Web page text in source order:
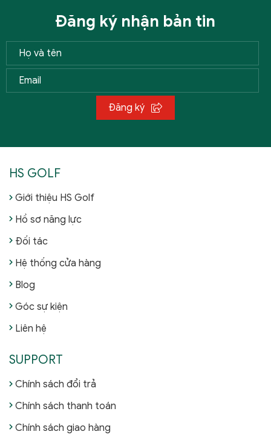
Đăng ký nhận bản tin
Đăng ký
HS GOLF
Giới thiệu HS Golf
Hồ sơ năng lực
Đối tác
Hệ thống cửa hàng
Blog
Góc sự kiện
Liên hệ
SUPPORT
Chính sách đổi trả
Chính sách thanh toán
Chính sách giao hàng